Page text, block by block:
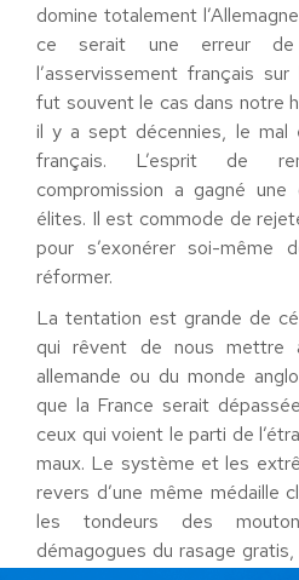
domine totalement
ce serait une erreur de
l’asservissement français
fut souvent le cas dans notre
il y a sept décennies, le mal
français. L’esprit de
compromission a gagné
élites. Il est commode de
pour s’exonérer soi-même
réformer.
La tentation est grande de
qui rêvent de nous mettre
allemande ou du monde
que la France serait
ceux qui voient le parti de
maux. Le système et les
revers d’une même médaille
les tondeurs des
démagogues du rasage